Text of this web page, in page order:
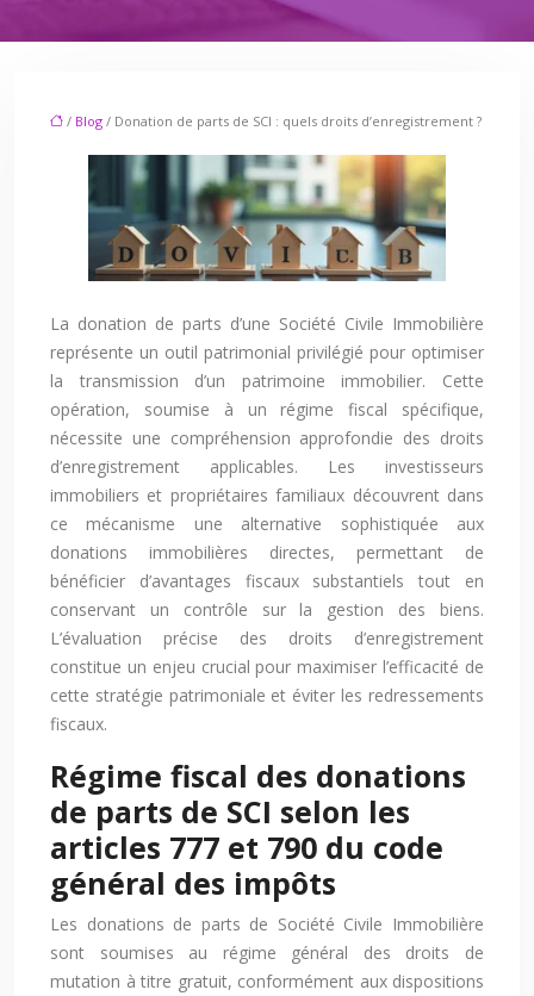
/ Blog / Donation de parts de SCI : quels droits d’enregistrement ?
La donation de parts d’une Société Civile Immobilière
représente un outil patrimonial privilégié pour optimiser
la transmission d’un patrimoine immobilier. Cette
opération, soumise à un régime fiscal spécifique,
nécessite une compréhension approfondie des droits
d’enregistrement applicables. Les investisseurs
immobiliers et propriétaires familiaux découvrent dans
ce mécanisme une alternative sophistiquée aux
donations immobilières directes, permettant de
bénéficier d’avantages fiscaux substantiels tout en
conservant un contrôle sur la gestion des biens.
L’évaluation précise des droits d’enregistrement
constitue un enjeu crucial pour maximiser l’efficacité de
cette stratégie patrimoniale et éviter les redressements
fiscaux.
Régime fiscal des donations
de parts de SCI selon les
articles 777 et 790 du code
général des impôts
Les donations de parts de Société Civile Immobilière
sont soumises au régime général des droits de
mutation à titre gratuit, conformément aux dispositions